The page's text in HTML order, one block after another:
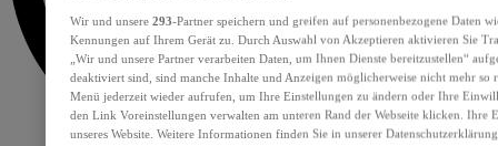
Wir und unsere 293-Partner speichern und greifen auf personenbezogene Daten
Kennungen auf Ihrem Gerät zu. Durch Auswahl von Akzeptieren aktivieren Sie
„Wir und unsere Partner verarbeiten Daten, um Ihnen Dienste bereitzustellen“
deaktiviert sind, sind manche Inhalte und Anzeigen möglicherweise nicht mehr so
Menü jederzeit wieder aufrufen, um Ihre Einstellungen zu ändern oder Ihre
den Link Voreinstellungen verwalten am unteren Rand der Webseite klicken. Ihre
unseres Website. Weitere Informationen finden Sie in unserer